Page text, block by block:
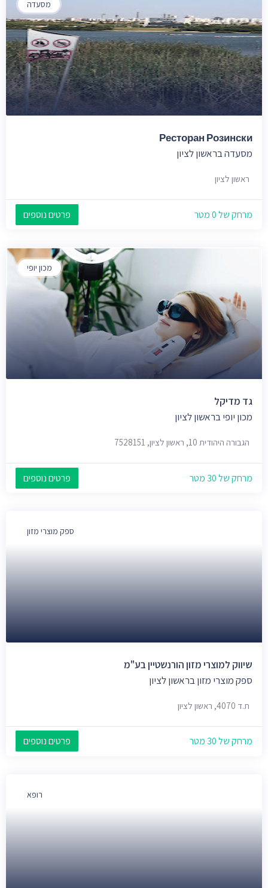
מסעדה
Ресторан Розински
מסעדה בראשון לציון
ראשון לציון
מרחק של 0 מטר פרטים נוספים
מכון יופי
גד מדיקל
מכון יופי בראשון לציון
הגבורה היהודית 10, ראשון לציון, 7528151
מרחק של 30 מטר פרטים נוספים
ספק מוצרי מזון
שיווק למוצרי מזון הורנשטיין בע"מ
ספק מוצרי מזון בראשון לציון
ת.ד 4070, ראשון לציון
מרחק של 30 מטר פרטים נוספים
רופא